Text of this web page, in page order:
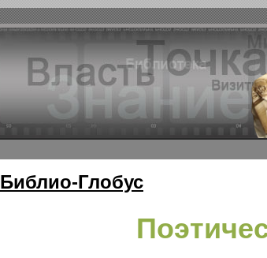
Библио-Глобус